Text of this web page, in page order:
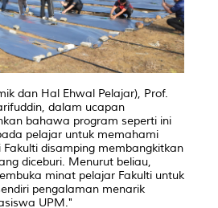
dan Hal Ehwal Pelajar), Prof.
dalam ucapan
bahawa program seperti ini
pelajar untuk memahami
disamping membangkitkan
diceburi. Menurut beliau,
minat pelajar Fakulti untuk
pengalaman menarik
UPM."